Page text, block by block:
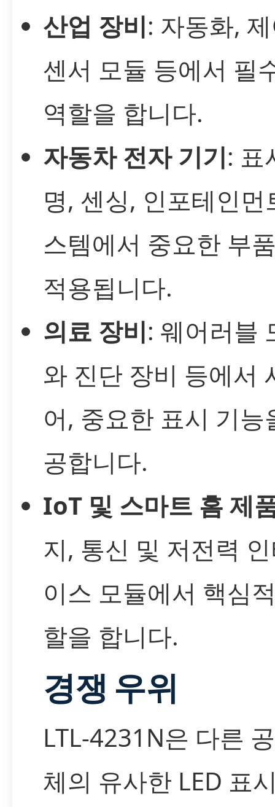
산업 장비: 자동화,
센서 모듈 등에서 필
역할을 합니다.
자동차 전자 기기: 표
명, 센싱, 인포테인먼
스템에서 중요한 부
적용됩니다.
의료 장비: 웨어러블
와 진단 장비 등에서
어, 중요한 표시 기능
공합니다.
IoT 및 스마트 홈 제
지, 통신 및 저전력
이스 모듈에서 핵심
할을 합니다.
경쟁 우위
LTL-4231N은 다른
체의 유사한 LED 표